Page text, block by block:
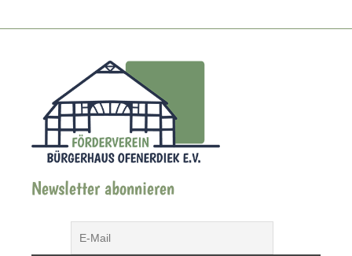
Newsletter abonnieren